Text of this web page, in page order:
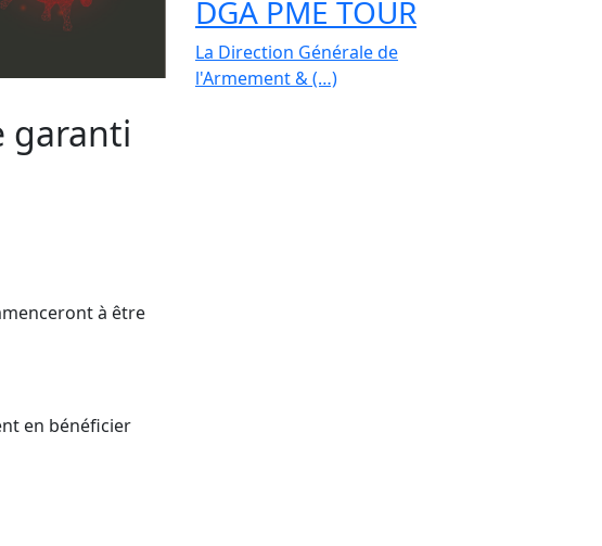
garanti
à être
en bénéficier
DGA PME TOUR
La Direction Générale de
l'Armement & (…)